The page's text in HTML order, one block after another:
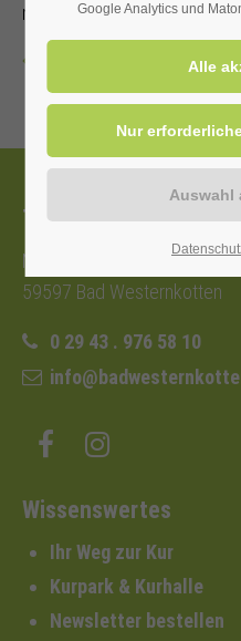
mit dem LTV aktiv Bad
Tourist-Information
Nordstraße 2b
59597 Bad Westernkotten
0 29 43 . 976 58 10
Wissenswertes
Ihr Weg zur Kur
Kurpark & Kurhalle
Newsletter bestellen
Google Analytics und